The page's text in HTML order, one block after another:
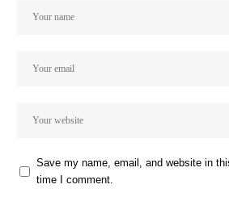
Save my name, email, and website in
time I comment.